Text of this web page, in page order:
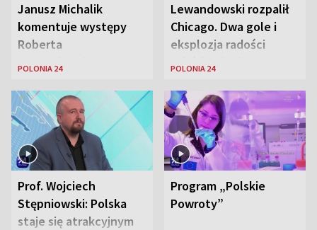
Janusz Michalik
komentuje występy
Roberta
Lewandowskiego w
Zjednoczonych
POLONIA 24
Lewandowski rozpalił
Chicago. Dwa gole i
eksplozja radości
wśród Polonii
POLONIA 24
Prof. Wojciech
Stępniowski: Polska
staje się atrakcyjnym
Program „Polskie
Powroty”